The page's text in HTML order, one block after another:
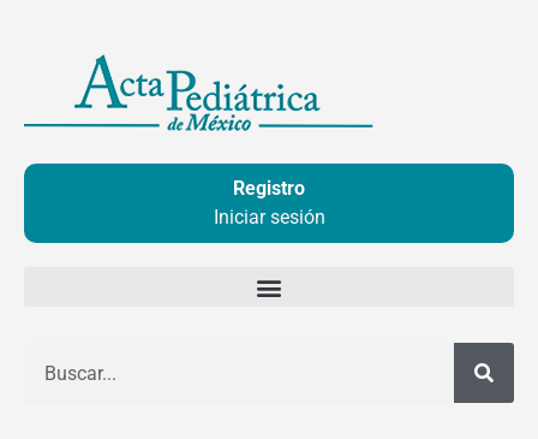
contenido
Registro
Iniciar sesión